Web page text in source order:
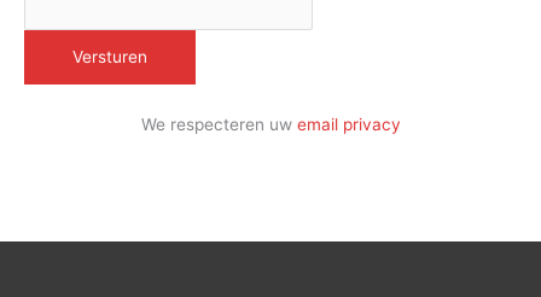
We respecteren uw email privacy